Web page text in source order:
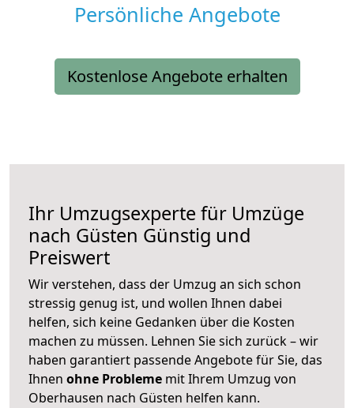
Persönliche Angebote
Kostenlose Angebote erhalten
Ihr Umzugsexperte für Umzüge
nach Güsten Günstig und
Preiswert
Wir verstehen, dass der Umzug an sich schon
stressig genug ist, und wollen Ihnen dabei
helfen, sich keine Gedanken über die Kosten
machen zu müssen. Lehnen Sie sich zurück – wir
haben garantiert passende Angebote für Sie, das
Ihnen ohne Probleme mit Ihrem Umzug von
Oberhausen nach Güsten helfen kann.